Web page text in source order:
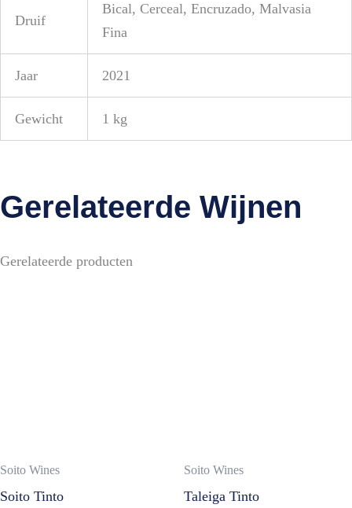
Druif
Bical, Cerceal, Encruzado, Malvasia
Fina
Jaar 2021
Gewicht 1 kg
Gerelateerde Wijnen
Gerelateerde producten
Soito Wines
Soito Tinto
Soito Wines
Taleiga Tinto